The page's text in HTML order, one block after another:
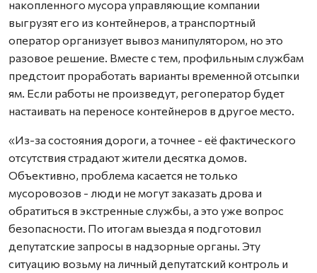
накопленного мусора управляющие компании
выгрузят его из контейнеров, а транспортный
оператор организует вывоз манипулятором, но это
разовое решение. Вместе с тем, профильным службам
предстоит проработать варианты временной отсыпки
ям. Если работы не произведут, регоператор будет
настаивать на переносе контейнеров в другое место.
«Из-за состояния дороги, а точнее - её фактического
отсутствия страдают жители десятка домов.
Объективно, проблема касается не только
мусоровозов - люди не могут заказать дрова и
обратиться в экстренные службы, а это уже вопрос
безопасности. По итогам выезда я подготовил
депутатские запросы в надзорные органы. Эту
ситуацию возьму на личный депутатский контроль и